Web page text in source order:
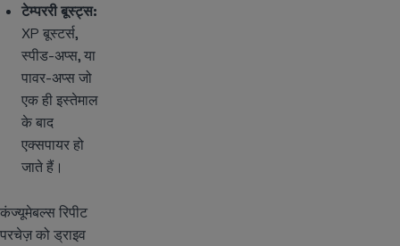
टेम्पररी बूस्ट्स:
XP बूस्टर्स,
स्पीड-अप्स, या
पावर-अप्स जो
एक ही इस्तेमाल
के बाद
एक्सपायर हो
जाते हैं।
कंज्यूमेबल्स रिपीट
परचेज़ को ड्राइव